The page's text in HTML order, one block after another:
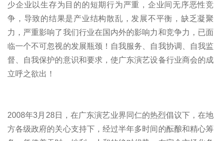
少企业以生存为目的的短期行为严重，企业间无序恶性竞
争，导致的结果是产业结构散乱，发展不平衡，缺乏凝聚
力，严重影响了我们行业在国内外的影响力和竞争力，已面
临一个不可忽视的发展瓶颈！自我服务、自我协调、自我监
督、自我保护的意识和要求，使广东演艺设备行业商会的成
立呼之欲出！
2008年3月28日，在广东演艺业界同仁的热烈倡议下，在地
方各级政府的关心支持下，经过半年多时间的酝酿和精心筹